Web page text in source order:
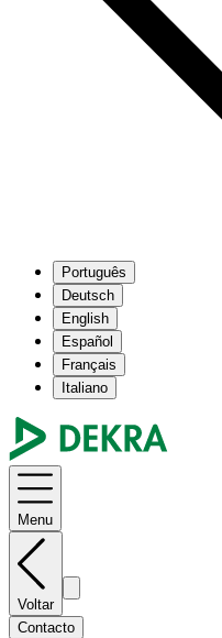
Português
Deutsch
English
Español
Français
Italiano
Menu
Voltar
Contacto